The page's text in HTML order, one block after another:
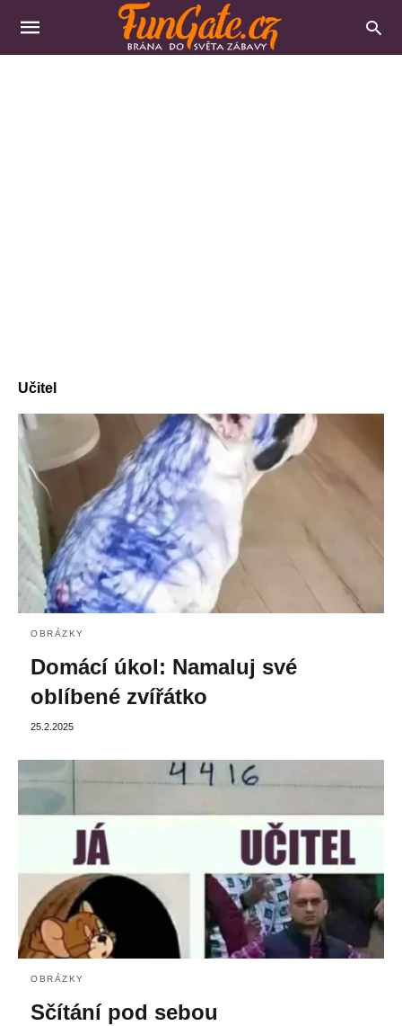
Učitel
OBRÁZKY
Domácí úkol: Namaluj své
oblíbené zvířátko
25.2.2025
OBRÁZKY
Sčítání pod sebou